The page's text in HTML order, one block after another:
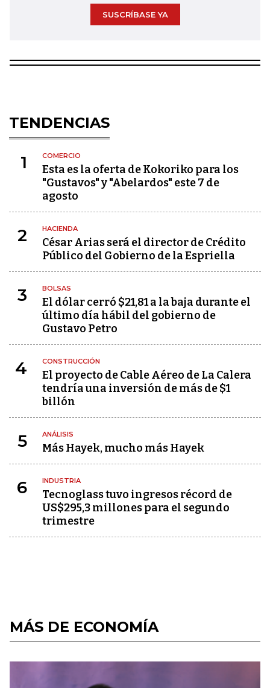
SUSCRÍBASE YA
TENDENCIAS
1 COMERCIO
Esta es la oferta de Kokoriko para los
"Gustavos" y "Abelardos" este 7 de
agosto
2 HACIENDA
César Arias será el director de Crédito
Público del Gobierno de la Espriella
3 BOLSAS
El dólar cerró $21,81 a la baja durante el
último día hábil del gobierno de
Gustavo Petro
4 CONSTRUCCIÓN
El proyecto de Cable Aéreo de La Calera
tendría una inversión de más de $1
billón
5 ANÁLISIS
Más Hayek, mucho más Hayek
6 INDUSTRIA
Tecnoglass tuvo ingresos récord de
US$295,3 millones para el segundo
trimestre
MÁS DE ECONOMÍA